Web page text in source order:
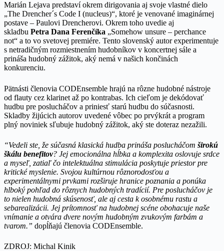
Marián Lejava predstaví okrem dirigovania aj svoje vlastné dielo
„The Drencher´s Code I (nucleus)“, ktoré je venované imaginárnej
postave – Paulovi Drencherovi. Okrem toho uvedie aj
skladbu Petra Dana Ferenčíka „Somehow unsure – perchance
not“ a to vo svetovej premiére. Tento slovenský autor experimentuje
s netradičným rozmiestnením hudobníkov v koncertnej sále a
prináša hudobný zážitok, aký nemá v našich končinách
konkurenciu.
Pätnásti členovia CODEnsemble hrajú na rôzne hudobné nástroje
od flauty cez klarinet až po kontrabas. Ich cieľom je dekódovať
hudbu pre poslucháčov a priniesť starú hudbu do súčasnosti.
Skladby žijúcich autorov uvedené vôbec po prvýkrát a program
plný noviniek sľubuje hudobný zážitok, aký ste doteraz nezažili.
“Vedeli ste, že súčasná klasická hudba prináša poslucháčom širokú
škálu benefitov? Jej emocionálna hĺbka a komplexita oslovuje srdce
a myseľ, zatiaľ čo intelektuálna stimulácia poskytuje priestor pre
kritické myslenie. Svojou kultúrnou rôznorodosťou a
experimentálnymi prvkami rozširuje hranice poznania a ponúka
hlboký pohľad do rôznych hudobných tradícií. Pre poslucháčov je
to nielen hudobná skúsenosť, ale aj cesta k osobnému rastu a
sebarealizácii. Jej prítomnosť na hudobnej scéne obohacuje naše
vnímanie a otvára dvere novým hudobným zvukovým farbám a
tvarom.” dopĺňajú členovia CODEnsemble.
ZDROJ: Michal Kinik